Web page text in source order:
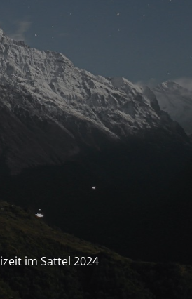
im Sattel 2024